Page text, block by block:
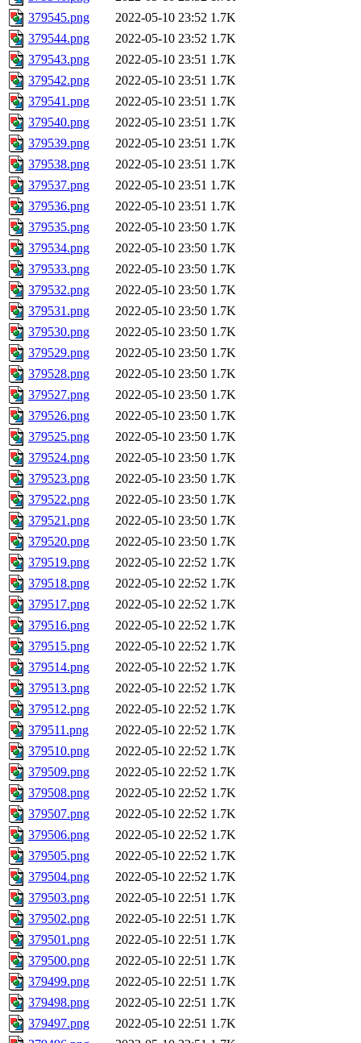
379545.png
2022-05-10 23:52 1.7K
379544.png
2022-05-10 23:52 1.7K
379543.png
2022-05-10 23:51 1.7K
379542.png
2022-05-10 23:51 1.7K
379541.png
2022-05-10 23:51 1.7K
379540.png
2022-05-10 23:51 1.7K
379539.png
2022-05-10 23:51 1.7K
379538.png
2022-05-10 23:51 1.7K
379537.png
2022-05-10 23:51 1.7K
379536.png
2022-05-10 23:51 1.7K
379535.png
2022-05-10 23:50 1.7K
379534.png
2022-05-10 23:50 1.7K
379533.png
2022-05-10 23:50 1.7K
379532.png
2022-05-10 23:50 1.7K
379531.png
2022-05-10 23:50 1.7K
379530.png
2022-05-10 23:50 1.7K
379529.png
2022-05-10 23:50 1.7K
379528.png
2022-05-10 23:50 1.7K
379527.png
2022-05-10 23:50 1.7K
379526.png
2022-05-10 23:50 1.7K
379525.png
2022-05-10 23:50 1.7K
379524.png
2022-05-10 23:50 1.7K
379523.png
2022-05-10 23:50 1.7K
379522.png
2022-05-10 23:50 1.7K
379521.png
2022-05-10 23:50 1.7K
379520.png
2022-05-10 23:50 1.7K
379519.png
2022-05-10 22:52 1.7K
379518.png
2022-05-10 22:52 1.7K
379517.png
2022-05-10 22:52 1.7K
379516.png
2022-05-10 22:52 1.7K
379515.png
2022-05-10 22:52 1.7K
379514.png
2022-05-10 22:52 1.7K
379513.png
2022-05-10 22:52 1.7K
379512.png
2022-05-10 22:52 1.7K
379511.png
2022-05-10 22:52 1.7K
379510.png
2022-05-10 22:52 1.7K
379509.png
2022-05-10 22:52 1.7K
379508.png
2022-05-10 22:52 1.7K
379507.png
2022-05-10 22:52 1.7K
379506.png
2022-05-10 22:52 1.7K
379505.png
2022-05-10 22:52 1.7K
379504.png
2022-05-10 22:52 1.7K
379503.png
2022-05-10 22:51 1.7K
379502.png
2022-05-10 22:51 1.7K
379501.png
2022-05-10 22:51 1.7K
379500.png
2022-05-10 22:51 1.7K
379499.png
2022-05-10 22:51 1.7K
379498.png
2022-05-10 22:51 1.7K
379497.png
2022-05-10 22:51 1.7K